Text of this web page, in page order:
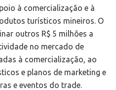
à comercialização e à
turísticos mineiros. O
outros R$ 5 milhões a
no mercado de
à comercialização, ao
e planos de marketing e
e eventos do trade.